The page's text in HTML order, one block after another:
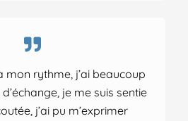
mon rythme, j’ai beaucoup
je me suis sentie
j’ai pu m’exprimer